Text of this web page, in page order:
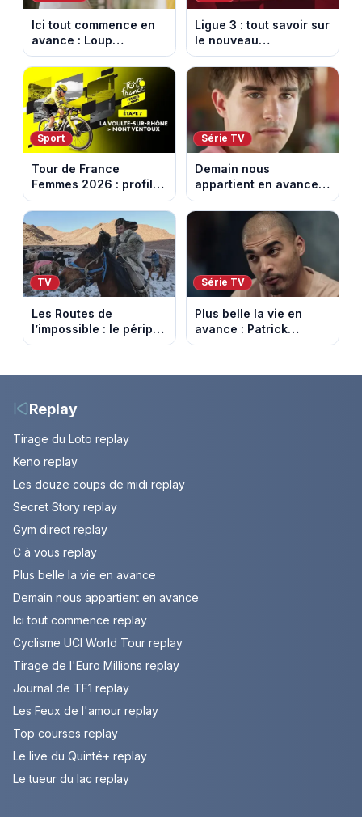
Ici tout commence en
avance : Loup
découvre la trahison
de Bianca. Episode du
10 août 2026 (spoiler)
Ligue 3 : tout savoir sur
le nouveau
championnat qui
succède au National
Sport
Tour de France
Femmes 2026 : profil
et horaires de la 7e
étape entre La Voulte-
sur-Rhône et le Mont
Ventoux
Série TV
Demain nous
appartient en avance:
Samuel perd le
contrôle. Episode du 10
août 2026.
TV
Les Routes de
l’impossible : le périple
glacial d’une famille
Série TV
Plus belle la vie en
avance : Patrick
Nebout est-il mort ?
2026 (spoiler)
Replay
Tirage du Loto replay
Keno replay
Les douze coups de midi replay
Secret Story replay
Gym direct replay
C à vous replay
Plus belle la vie en avance
Demain nous appartient en avance
Ici tout commence replay
Cyclisme UCI World Tour replay
Tirage de l'Euro Millions replay
Journal de TF1 replay
Les Feux de l'amour replay
Top courses replay
Le live du Quinté+ replay
Le tueur du lac replay